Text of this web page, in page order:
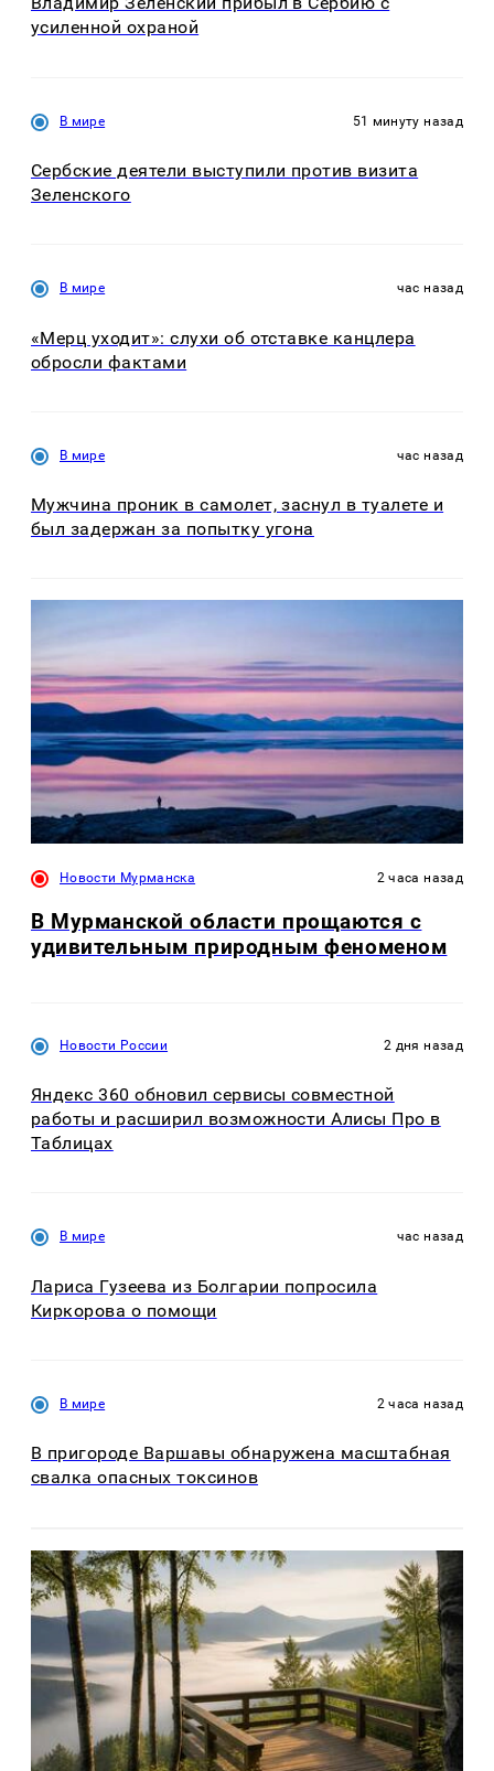
усиленной охраной
В мире 51 минуту назад
Сербские деятели выступили против визита
Зеленского
В мире час назад
«Мерц уходит»: слухи об отставке канцлера
обросли фактами
В мире час назад
Мужчина проник в самолет, заснул в туалете и
был задержан за попытку угона
Новости Мурманска 2 часа назад
В Мурманской области прощаются с
удивительным природным феноменом
Новости России 2 дня назад
Яндекс 360 обновил сервисы совместной
работы и расширил возможности Алисы Про в
Таблицах
В мире час назад
Лариса Гузеева из Болгарии попросила
Киркорова о помощи
В мире 2 часа назад
В пригороде Варшавы обнаружена масштабная
свалка опасных токсинов